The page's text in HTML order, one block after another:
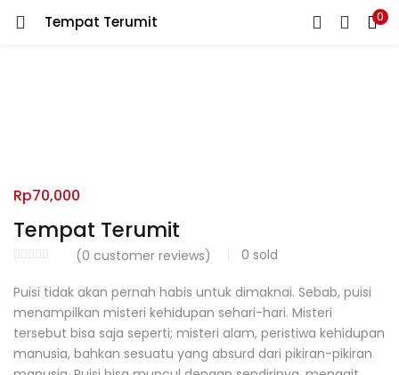
Tempat Terumit 0
LOGIN REGISTER
Lost password?
Tempat Terumit
(0 customer reviews) 0 sold
Rp70,000
Puisi tidak akan pernah habis untuk dimaknai. Sebab, puisi
menampilkan misteri kehidupan sehari-hari. Misteri
tersebut bisa saja seperti; misteri alam, peristiwa kehidupan
manusia, bahkan sesuatu yang absurd dari pikiran-pikiran